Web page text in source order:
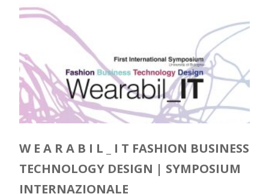
W E A R A B I L _ I T FASHION BUSINESS
TECHNOLOGY DESIGN | SYMPOSIUM
INTERNAZIONALE